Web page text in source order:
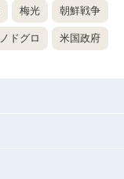
梅光 朝鮮戦争
ノドグロ 米国政府